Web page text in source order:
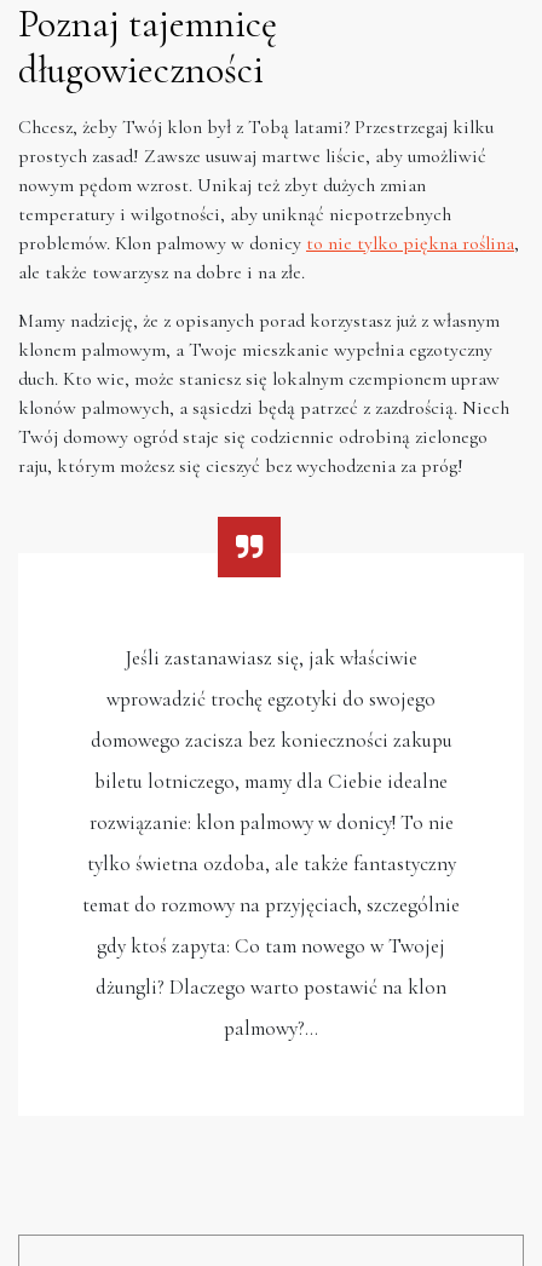
Poznaj tajemnicę
długowieczności
Chcesz, żeby Twój klon był z Tobą latami? Przestrzegaj kilku
prostych zasad! Zawsze usuwaj martwe liście, aby umożliwić
nowym pędom wzrost. Unikaj też zbyt dużych zmian
temperatury i wilgotności, aby uniknąć niepotrzebnych
problemów. Klon palmowy w donicy to nie tylko piękna roślina,
ale także towarzysz na dobre i na złe.
Mamy nadzieję, że z opisanych porad korzystasz już z własnym
klonem palmowym, a Twoje mieszkanie wypełnia egzotyczny
duch. Kto wie, może staniesz się lokalnym czempionem upraw
klonów palmowych, a sąsiedzi będą patrzeć z zazdrością. Niech
Twój domowy ogród staje się codziennie odrobiną zielonego
raju, którym możesz się cieszyć bez wychodzenia za próg!
Jeśli zastanawiasz się, jak właściwie
wprowadzić trochę egzotyki do swojego
domowego zacisza bez konieczności zakupu
biletu lotniczego, mamy dla Ciebie idealne
rozwiązanie: klon palmowy w donicy! To nie
tylko świetna ozdoba, ale także fantastyczny
temat do rozmowy na przyjęciach, szczególnie
gdy ktoś zapyta: Co tam nowego w Twojej
dżungli? Dlaczego warto postawić na klon
palmowy?…